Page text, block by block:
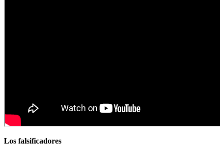
Los falsificadores